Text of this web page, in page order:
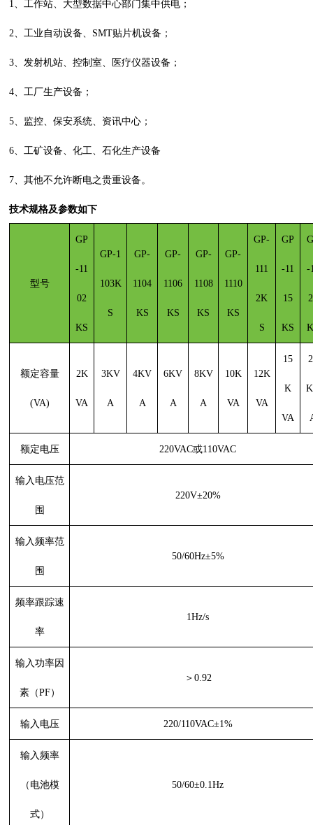
1、工作站、大型数据中心部门集中供电；
2、工业自动设备、SMT贴片机设备；
3、发射机站、控制室、医疗仪器设备；
4、工厂生产设备；
5、监控、保安系统、资讯中心；
6、工矿设备、化工、石化生产设备
7、其他不允许断电之贵重设备。
技术规格及参数如下
型号
GP
-11
02
KS
GP-1
103K
S
GP-
1104
KS
GP-
1106
KS
GP-
1108
KS
GP-
1110
KS
GP-
111
2K
S
GP
-11
15
KS
-
额定容量
(VA)
2K
VA
3KV
A
4KV
A
6KV
A
8KV
A
10K
VA
12K
VA
15
K
VA
额定电压 220VAC或110VAC
输入电压范
围
220V±20%
输入频率范
围
50/60Hz±5%
频率跟踪速
率
1Hz/s
输入功率因
素（PF）
＞ 0.92
输入电压 220/110VAC±1%
输入频率
（电池模
式）
50/60±0.1Hz